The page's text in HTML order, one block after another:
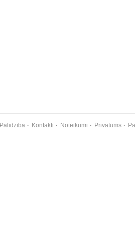
Palīdzība Kontakti Noteikumi Privātums